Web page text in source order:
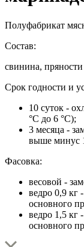
Полуфабрикат
Состав:
свинина,
Срок годности и
10 суток -
°С до 6 °С);
3 месяца -
выше минус
Фасовка:
весовой -
ведро 0,9 кг
основного
ведро 1,5 кг
основного